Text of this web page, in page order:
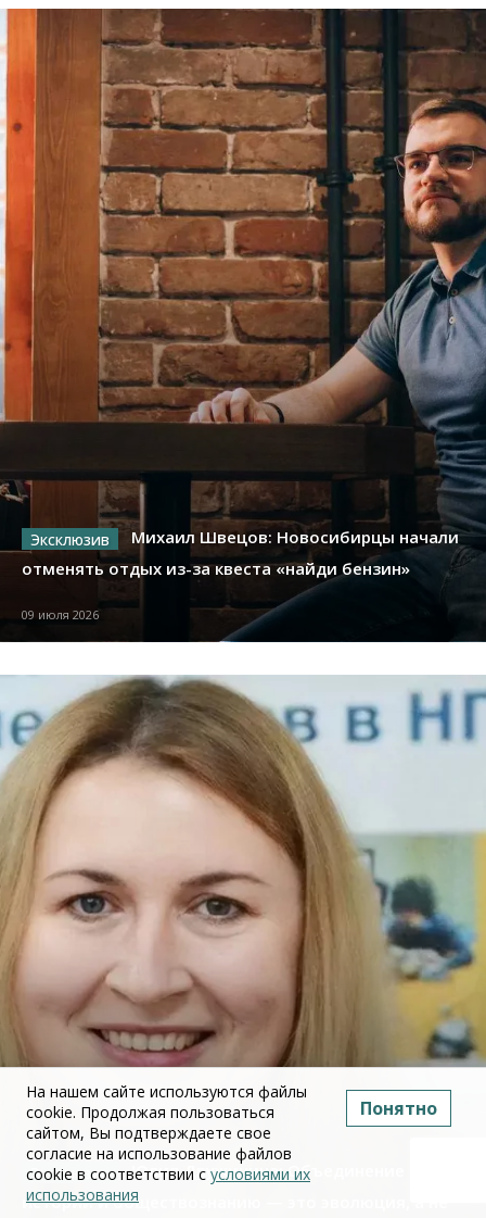
Михаил Швецов: Новосибирцы начали
отменять отдых из-за квеста «найди бензин»
09 июля 2026
Юлия Дружинина: Объединение ЕГЭ по
истории и обществознанию — это эволюция, а не
На нашем сайте используются файлы
cookie. Продолжая пользоваться
сайтом, Вы подтверждаете свое
согласие на использование файлов
cookie в соответствии с условиями их
использования
Понятно